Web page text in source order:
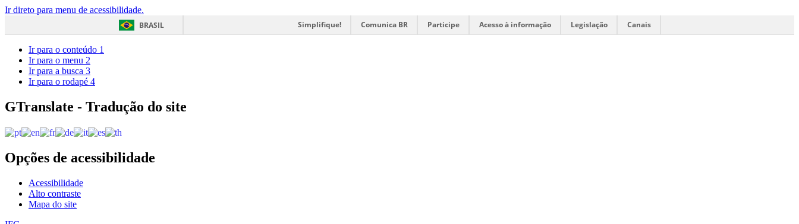
Ir direto para menu de acessibilidade.
BRASIL
Simplifique! Comunica BR Participe Acesso à informação Legislação Canais
Ir para o conteúdo 1
Ir para o menu 2
Ir para a busca 3
Ir para o rodapé 4
GTranslate - Tradução do site
Opções de acessibilidade
Acessibilidade
Alto contraste
Mapa do site